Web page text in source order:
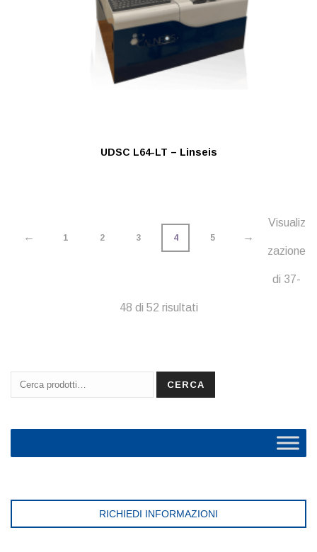
UDSC L64-LT – Linseis
← 1 2 3 4 5 →
Visualiz
zazione
di 37-
48 di 52 risultati
Cerca:
CERCA
RICHIEDI INFORMAZIONI